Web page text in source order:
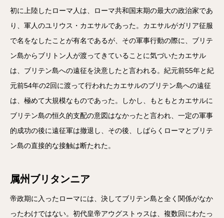
初に上陸したローマ人は、ローマ共和国末期の最大の政治家であ
り、軍人のユリウス・カエサルであった。カエサルがガリア征服
で名をなしたことが有名であるが、その軍事行動の際に、ブリテ
ン島からブリトン人が渡ってきていることに気づいたカエサル
は、ブリテン島への遠征を決意したと言われる。紀元前55年と紀
元前54年の2回に渡って行われたカエサルのブリテン島への遠征
は、極めて大規模なものであった。しかし、もともとカエサルに
ブリテン島の恒久的支配の意図はなかったと言われ、一定の軍事
的成功の後に遠征軍は撤退し、その後、しばらくローマとブリテ
ン島の直接的な接触は断たれた。
属州ブリタンニア
帝政期に入ったローマには、決してブリテン島と全く関係がなか
ったわけではない。初代皇帝アウグストゥスは、複数回にわたっ